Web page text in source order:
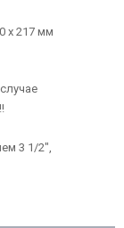
х 217 мм
3 1/2",